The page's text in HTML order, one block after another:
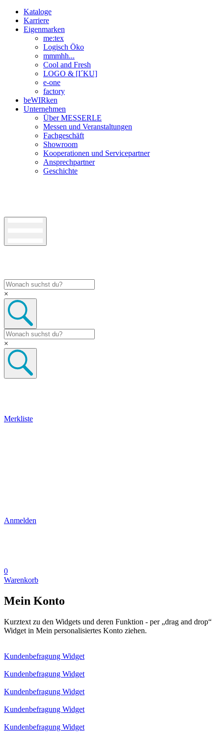
Kataloge
Karriere
Eigenmarken
me:tex
Logisch Öko
mmmhh...
Cool and Fresh
LOGO & [I´KU]
e-one
factory
beWIRken
Unternehmen
Über MESSERLE
Messen und Veranstaltungen
Fachgeschäft
Showroom
Kooperationen und Servicepartner
Ansprechpartner
Geschichte
×
×
Merkliste
Anmelden
0
Warenkorb
Mein Konto
Kurztext zu den Widgets und deren Funktion - per „drag and drop“
Widget in Mein personalisiertes Konto ziehen.
Kundenbefragung Widget
Kundenbefragung Widget
Kundenbefragung Widget
Kundenbefragung Widget
Kundenbefragung Widget